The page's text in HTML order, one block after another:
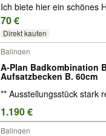
Ich biete hier ein schönes
70 €
Direkt kaufen
Balingen
A-Plan Badkombination
Aufsatzbecken B. 60cm
** Ausstellungsstück stark
1.190 €
Balingen